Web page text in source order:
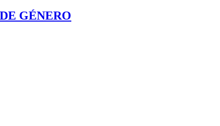
GÉNERO